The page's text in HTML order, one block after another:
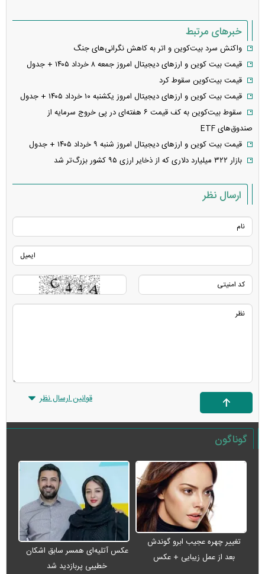
خبرهای مرتبط
واکنش سرد بیت‌کوین و اتر به کاهش نگرانی‌های جنگ
قیمت بیت کوین و ارز‌های دیجیتال امروز جمعه ۸ خرداد ۱۴۰۵ + جدول
قیمت بیت‌کوین سقوط کرد
قیمت بیت کوین و ارز‌های دیجیتال امروز یکشنبه ۱۰ خرداد ۱۴۰۵ + جدول
سقوط بیت‌کوین به کف قیمت ۶ هفته‌ای در پی خروج سرمایه از
صندوق‌های ETF
قیمت بیت کوین و ارز‌های دیجیتال امروز شنبه ۹ خرداد ۱۴۰۵ + جدول
بازار ۳۲۲ میلیارد دلاری که از ذخایر ارزی ۹۵ کشور بزرگ‌تر شد
ارسال نظر
قوانین ارسال نظر
گوناگون
تغییر چهره عجیب ابرو گوندش
بعد از عمل زیبایی + عکس
عکس آتلیه‌ای همسر سابق اشکان
خطیبی پربازدید شد